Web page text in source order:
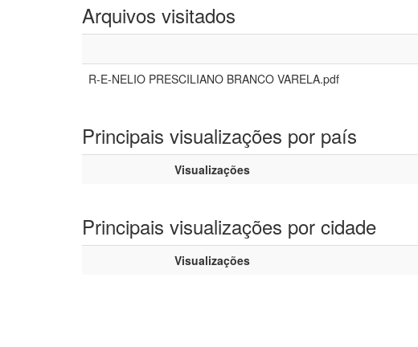
Arquivos visitados
R-E-NELIO PRESCILIANO BRANCO VARELA.pdf
Principais visualizações por país
Visualizações
Principais visualizações por cidade
Visualizações